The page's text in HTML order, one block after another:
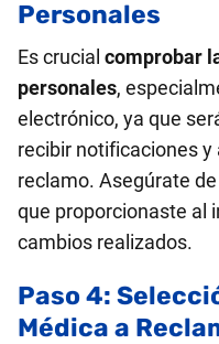
Personales
Es crucial comprobar
personales,
electrónico, ya que
recibir notificaciones
reclamo. Asegúrate
que proporcionaste al
cambios realizados.
Paso 4:
Médica a